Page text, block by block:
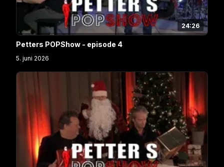
24:26
Petters POPShow - episode 4
5. juni 2026